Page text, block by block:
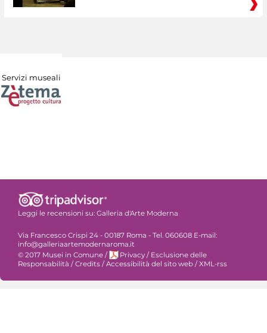
Servizi museali
Leggi le recensioni su: Galleria d'Arte Moderna
Via Francesco Crispi 24 - 00187 Roma - Tel. 060608 E-mail:
info@galleriaartemodernaroma.it
© 2017 Musei in Comune / Privacy / Esclusione delle
Responsabilità /Credits /Accessibilità del sito web /XML-rss